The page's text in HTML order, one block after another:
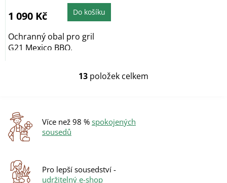
5,0
z
5
1 090 Kč Do košíku
Ochranný obal pro gril
G21 Mexico BBQ.
O
d
a
r
13 položek celkem
Více než 98 % spokojených
sousedů
Pro lepší sousedství -
udržitelný e-shop